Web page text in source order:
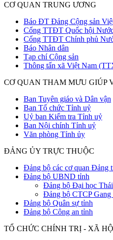
CƠ QUAN TRUNG ƯƠNG
Báo ĐT Đảng Cộng sản
Cổng TTĐT Quốc hội
Cổng TTĐT Chính phủ
Báo Nhân dân
Tạp chí Cộng sản
Thông tấn xã Việt Nam
CƠ QUAN THAM MƯU GIÚP
Ban Tuyên giáo và Dân vận
Ban Tổ chức Tỉnh uỷ
Uỷ ban Kiểm tra Tỉnh uỷ
Ban Nội chính Tỉnh uỷ
Văn phòng Tỉnh ủy
ĐẢNG ỦY TRỰC THUỘC
Đảng bộ các cơ quan Đảng
Đảng bộ UBND tỉnh
Đảng bộ Đại học
Đảng bộ CTCP Gang
Đảng bộ Quân sự tỉnh
Đảng bộ Công an tỉnh
TỔ CHỨC CHÍNH TRỊ - XÃ